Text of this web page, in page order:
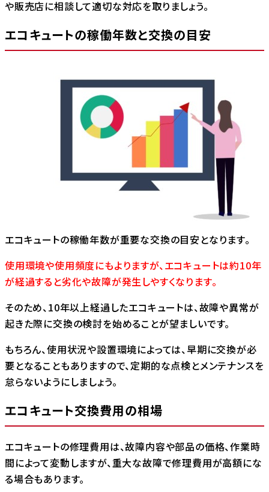
や販売店に相談して適切な対応を取りましょう。
エコキュートの稼働年数と交換の目安
エコキュートの稼働年数が重要な交換の目安となります。
使用環境や使用頻度にもよりますが、エコキュートは約10年
が経過すると劣化や故障が発生しやすくなります。
そのため、10年以上経過したエコキュートは、故障や異常が
起きた際に交換の検討を始めることが望ましいです。
もちろん、使用状況や設置環境によっては、早期に交換が必
要となることもありますので、定期的な点検とメンテナンスを
怠らないようにしましょう。
エコキュート交換費用の相場
エコキュートの修理費用は、故障内容や部品の価格、作業時
間によって変動しますが、重大な故障で修理費用が高額にな
る場合もあります。